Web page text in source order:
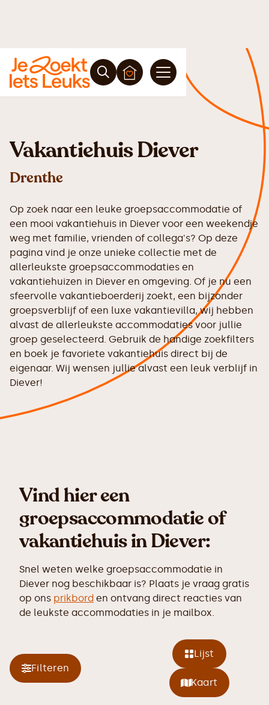
Vakantiehuis Diever
Drenthe
Op zoek naar een leuke groepsaccommodatie of
een mooi vakantiehuis in Diever voor een weekendje
weg met familie, vrienden of collega's? Op deze
pagina vind je onze unieke collectie met de
allerleukste groepsaccommodaties en
vakantiehuizen in Diever en omgeving. Of je nu een
sfeervolle vakantieboerderij zoekt, een bijzonder
groepsverblijf of een luxe vakantievilla, wij hebben
alvast de allerleukste accommodaties voor jullie
groep geselecteerd. Gebruik de handige zoekfilters
en boek je favoriete vakantiehuis direct bij de
eigenaar. Wij wensen jullie alvast een leuk verblijf in
Diever!
Vind hier een
groepsaccommodatie of
vakantiehuis in Diever:
Snel weten welke groepsaccommodatie in
Diever nog beschikbaar is? Plaats je vraag gratis
op ons prikbord en ontvang direct reacties van
de leukste accommodaties in je mailbox.
Filteren
Lijst
Kaart